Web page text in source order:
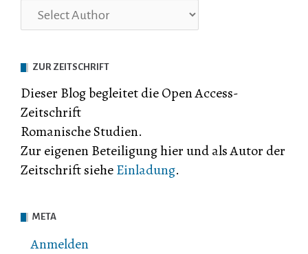
ZUR ZEITSCHRIFT
Dieser Blog begleitet die Open Access-
Zeitschrift
Romanische Studien.
Zur eigenen Beteiligung hier und als Autor der
Zeitschrift sieheEinladung.
META
Anmelden